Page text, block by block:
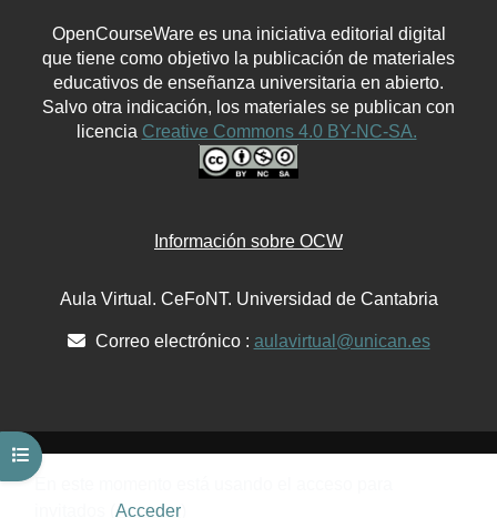
Abrir índice del curso
OpenCourseWare es una iniciativa editorial digital
que tiene como objetivo la publicación de materiales
educativos de enseñanza universitaria en abierto.
Salvo otra indicación, los materiales se publican con
licencia Creative Commons 4.0 BY-NC-SA.
Información sobre OCW
Aula Virtual. CeFoNT. Universidad de Cantabria
Correo electrónico : aulavirtual@unican.es
Acceder